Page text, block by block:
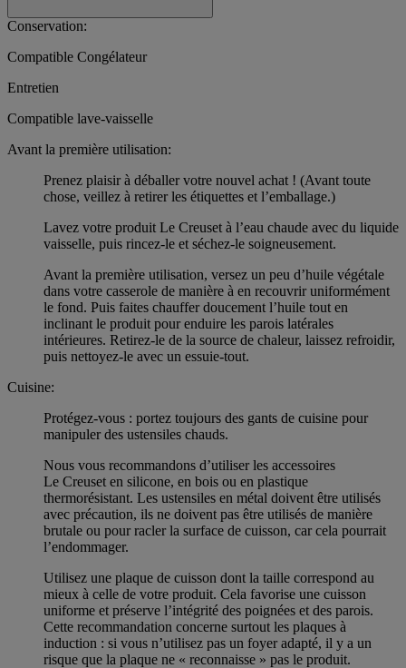
Conservation:
Compatible Congélateur
Entretien
Compatible lave-vaisselle
Avant la première utilisation:
Prenez plaisir à déballer votre nouvel achat ! (Avant toute
chose, veillez à retirer les étiquettes et l’emballage.)
Lavez votre produit Le Creuset à l’eau chaude avec du liquide
vaisselle, puis rincez-le et séchez-le soigneusement.
Avant la première utilisation, versez un peu d’huile végétale
dans votre casserole de manière à en recouvrir uniformément
le fond. Puis faites chauffer doucement l’huile tout en
inclinant le produit pour enduire les parois latérales
intérieures. Retirez-le de la source de chaleur, laissez refroidir,
puis nettoyez-le avec un essuie-tout.
Cuisine:
Protégez-vous : portez toujours des gants de cuisine pour
manipuler des ustensiles chauds.
Nous vous recommandons d’utiliser les accessoires
Le Creuset en silicone, en bois ou en plastique
thermorésistant. Les ustensiles en métal doivent être utilisés
avec précaution, ils ne doivent pas être utilisés de manière
brutale ou pour racler la surface de cuisson, car cela pourrait
l’endommager.
Utilisez une plaque de cuisson dont la taille correspond au
mieux à celle de votre produit. Cela favorise une cuisson
uniforme et préserve l’intégrité des poignées et des parois.
Cette recommandation concerne surtout les plaques à
induction : si vous n’utilisez pas un foyer adapté, il y a un
risque que la plaque ne « reconnaisse » pas le produit.